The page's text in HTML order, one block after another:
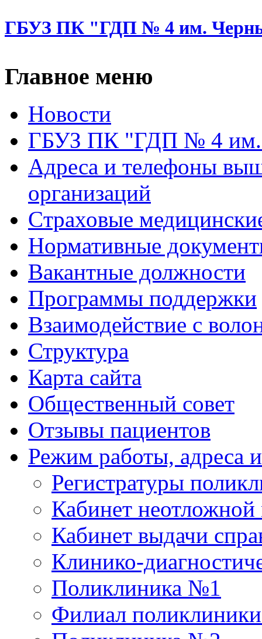
ГБУЗ ПК "ГДП № 4 им.
Главное меню
Новости
ГБУЗ ПК "ГДП № 4
Адреса и телефоны
организаций
Cтраховые
Нормативные
Вакантные должности
Программы поддержки
Взаимодействие с
Структура
Карта сайта
Общественный совет
Отзывы пациентов
Режим работы, адреса
Регистратуры
Кабинет
Кабинет выдачи
Клинико-
Поликлиника №1
Филиал